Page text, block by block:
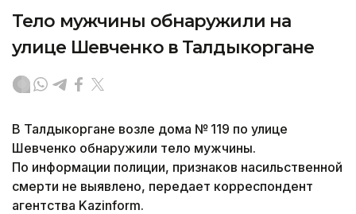
Тело мужчины обнаружили на
улице Шевченко в Талдыкоргане
В Талдыкоргане возле дома № 119 по улице
Шевченко обнаружили тело мужчины.
По информации полиции, признаков насильственной
смерти не выявлено, передает корреспондент
агентства Kazinform.